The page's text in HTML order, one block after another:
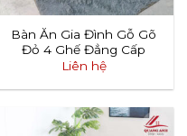
Bàn Ăn Gia Đình Gỗ Gõ
Đỏ 4 Ghế Đẳng Cấp
Liên hệ